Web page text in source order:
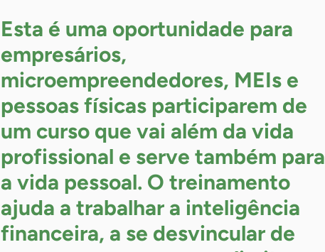
Esta é uma oportunidade para
empresários,
microempreendedores, MEIs e
pessoas físicas participarem de
um curso que vai além da vida
profissional e serve também para
a vida pessoal. O treinamento
ajuda a trabalhar a inteligência
financeira, a se desvincular de